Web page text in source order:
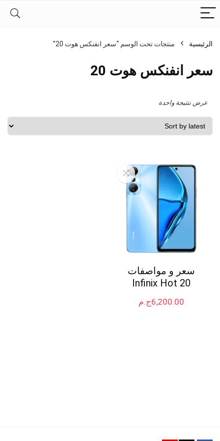
الرئيسية منتجات تحت الوسم “سعر انفنكس هوت 20”
سعر انفنكس هوت 20
عرض نتتيجة واحدة
سعر و مواصفات
Infinix Hot 20
ج.م6,200.00